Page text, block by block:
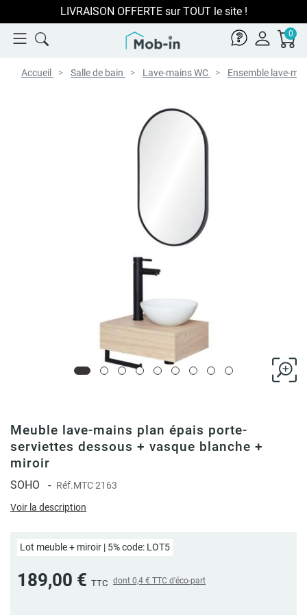
LIVRAISON OFFERTE sur TOUT le site !
0
Accueil Salle de bain Lave-mains WC Ensemble lave-
Meuble lave-mains plan épais porte-
serviettes dessous + vasque blanche +
miroir
SOHO - Réf.MTC 2163
Voir la description
Lot meuble + miroir | 5% code: LOT5
189,00 € TTC dont 0,4 € TTC d'éco-part